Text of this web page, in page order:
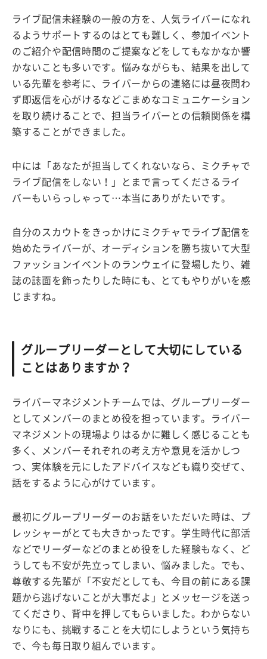
ライブ配信未経験の一般の方を、人気ライバーになれ
るようサポートするのはとても難しく、参加イベント
のご紹介や配信時間のご提案などをしてもなかなか響
かないことも多いです。悩みながらも、結果を出して
いる先輩を参考に、ライバーからの連絡には昼夜問わ
ず即返信を心がけるなどこまめなコミュニケーション
を取り続けることで、担当ライバーとの信頼関係を構
築することができました。
中には「あなたが担当してくれないなら、ミクチャで
ライブ配信をしない！」とまで言ってくださるライ
バーもいらっしゃって…本当にありがたいです。
自分のスカウトをきっかけにミクチャでライブ配信を
始めたライバーが、オーディションを勝ち抜いて大型
ファッションイベントのランウェイに登場したり、雑
誌の誌面を飾ったりした時にも、とてもやりがいを感
じますね。
グループリーダーとして大切にしている
ことはありますか？
ライバーマネジメントチームでは、グループリーダー
としてメンバーのまとめ役を担っています。ライバー
マネジメントの現場よりはるかに難しく感じることも
多く、メンバーそれぞれの考え方や意見を活かしつ
つ、実体験を元にしたアドバイスなども織り交ぜて、
話をするように心がけています。
最初にグループリーダーのお話をいただいた時は、プ
レッシャーがとても大きかったです。学生時代に部活
などでリーダーなどのまとめ役をした経験もなく、ど
うしても不安が先立ってしまい、悩みました。でも、
尊敬する先輩が「不安だとしても、今目の前にある課
題から逃げないことが大事だよ」とメッセージを送っ
てくださり、背中を押してもらいました。わからない
なりにも、挑戦することを大切にしようという気持ち
で、今も毎日取り組んでいます。